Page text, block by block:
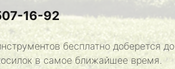
16-92
бесплатно доберется до
в самое ближайшее время.